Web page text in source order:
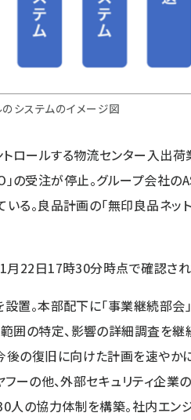
のシステムのイメージ図
ロールする物流センター入出荷
」の受注が停止。グループ会社
る。良品計画の「無印良品ネッ
22日17時30分時点で確認され
。本部配下に「事業継続部会
囲の特定、影響の詳細調査を継
の復旧に向けた計画を速やか
ーの他、外部セキュリティ企業
人の協力体制を構築。社内エン